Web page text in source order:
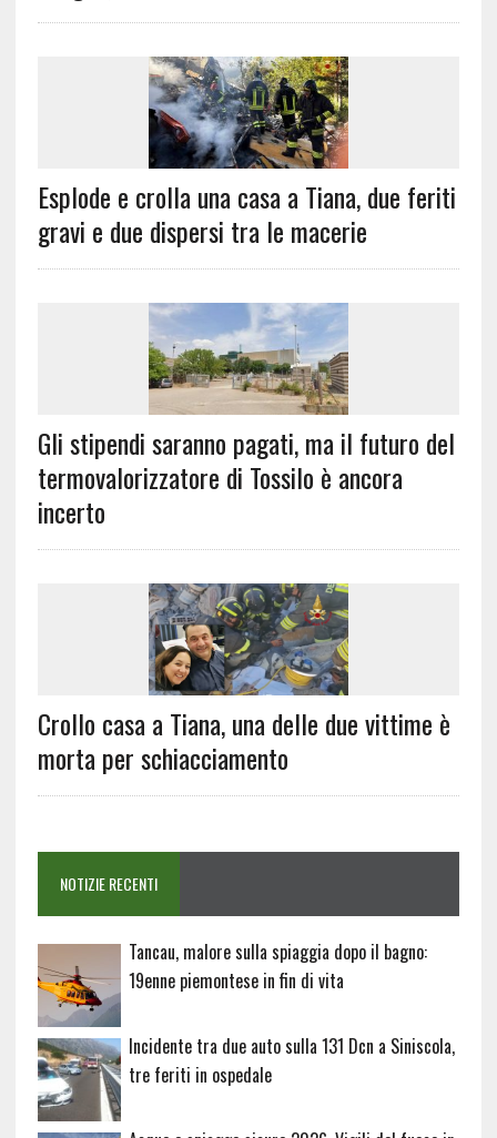
Esplode e crolla una casa a Tiana, due feriti
gravi e due dispersi tra le macerie
Gli stipendi saranno pagati, ma il futuro del
termovalorizzatore di Tossilo è ancora
incerto
Crollo casa a Tiana, una delle due vittime è
morta per schiacciamento
NOTIZIE RECENTI
Tancau, malore sulla spiaggia dopo il bagno:
19enne piemontese in fin di vita
Incidente tra due auto sulla 131 Dcn a Siniscola,
tre feriti in ospedale